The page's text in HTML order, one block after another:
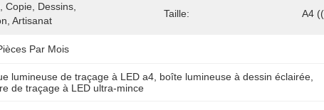
Copie, Dessins,
Artisanat
Taille: A4
Par Mois
lumineuse de traçage à LED a4 boîte lumineuse à dessin éclairée
de traçage à LED ultra-mince